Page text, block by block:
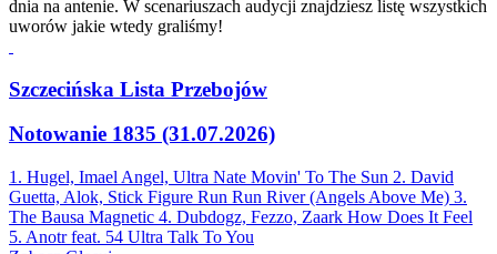
dnia na antenie. W scenariuszach audycji znajdziesz listę wszystkich
uworów jakie wtedy graliśmy!
Szczecińska Lista Przebojów
Notowanie 1835 (31.07.2026)
1. Hugel, Imael Angel, Ultra Nate Movin' To The Sun 2. David
Guetta, Alok, Stick Figure Run Run River (Angels Above Me) 3.
The Bausa Magnetic 4. Dubdogz, Fezzo, Zaark How Does It Feel
5. Anotr feat. 54 Ultra Talk To You